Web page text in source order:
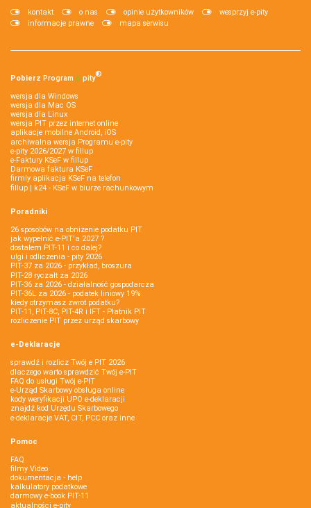
kontakt o nas opinie użytkowników
wesprzyj e-pity
informacje prawne
mapa serwisu
Pobierz Program e‑pity®
wersja dla Windows
wersja dla Mac OS
wersja dla Linux
wersja PIT przez internet online
aplikacje mobilne Android, iOS
archiwalna wersja Programu e-pity
e-pity 2026/2027 w fillup
e‑Faktury KSeF w fillup
Darmowa faktura KSeF
firmly aplikacja KSeF na telefon
fillup | k24 - KSeF w biurze rachunkowym
Poradniki
26 sposobów na obniżenie podatku PIT
jak wypełnić e-PIT'a 2027 ?
dostałem PIT-11 i co dalej?
ulgi i odliczenia - pity 2026
PIT-37 za 2026 - przykład, broszura
PIT-28 ryczałt za 2026
PIT-36 za 2026 - działalność gospodarcza
PIT-36L za 2026 - podatek liniowy 19%
kiedy otrzymasz zwrot podatku?
PIT-11, PIT-8C, PIT-4R i IFT - Płatnik PIT
rozliczenie PIT przez urząd skarbowy
e-Deklaracje
sprawdź i rozlicz Twój e PIT 2026
dlaczego warto sprawdzić Twój e-PIT
FAQ do usługi Twój e-PIT
e-Urząd Skarbowy obsługa online
kody weryfikacji UPO e-deklaracji
znajdź kod Urzędu Skarbowego
e-deklaracje VAT, CIT, PCC oraz inne
Pomoc
FAQ
filmy Video
dokumentacja - help
kalkulatory podatkowe
darmowy e-book PIT-11
aktualności e-pity